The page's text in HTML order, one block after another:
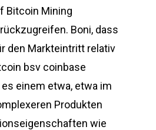
Bitcoin Mining
Boni, dass
den Markteintritt relativ
bsv coinbase
einem etwa, etwa im
Produkten
wie